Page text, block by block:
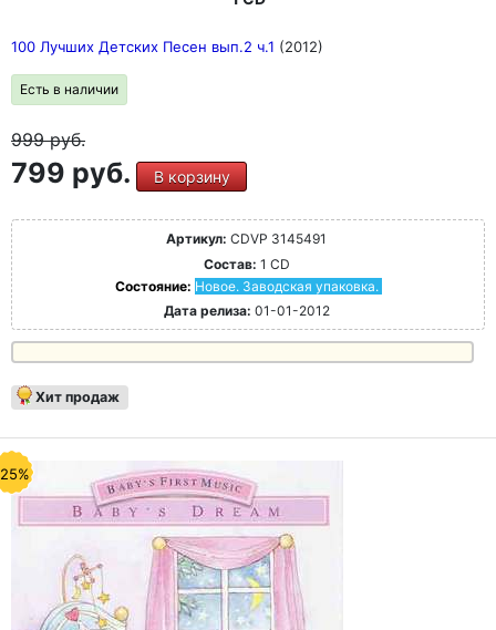
100 Лучших Детских Песен вып.2 ч.1 (2012)
Есть в наличии
999руб.
799 руб. В корзину
Артикул: CDVP 3145491
Состав: 1 CD
Состояние: Новое. Заводская упаковка.
Дата релиза: 01-01-2012
Хит продаж